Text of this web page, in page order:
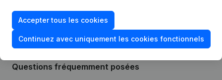
Questions fréquemment posées
Accepter tous les cookies
Continuez avec uniquement les cookies fonctionnels